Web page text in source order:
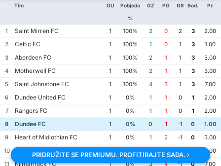
Tim OU Pobjeda
%
GZ PG GR Bod. Pr.
1 Saint Mirren FC 1 100% 2 0 2 3
2.00
2
Celtic FC 1 100% 1 0 1 3
1.00
3
Aberdeen FC 1 100% 2 1 1 3
3.00
4
Motherwell FC 1 100% 2 1 1 3
3.00
5
Saint Johnstone FC 1 100% 4 3 1 3
7.00
6
Dundee United FC 1 0% 1 1 0 1
2.00
7
Rangers FC 1 0% 1 1 0 1
2.00
8
Dundee FC 1 0% 0 1 -1 0
1.00
9
Heart of Midlothian FC 1 0% 1 2 -1 0
3.00
10 Hibernian FC 1 0% 1 2 -1
3.00
11
Kilmarnock FC 1 0% 3 4 -1 0 7.00
PRIDRUŽITE SE PREMIUMU. PROFITIRAJTE SADA.